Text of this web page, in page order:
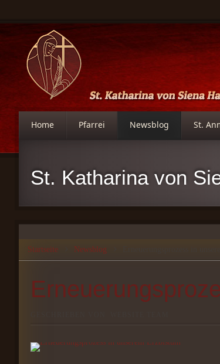
Home Pfarrei Newsblog St.
St. Katharina von
Startseite Newsblog